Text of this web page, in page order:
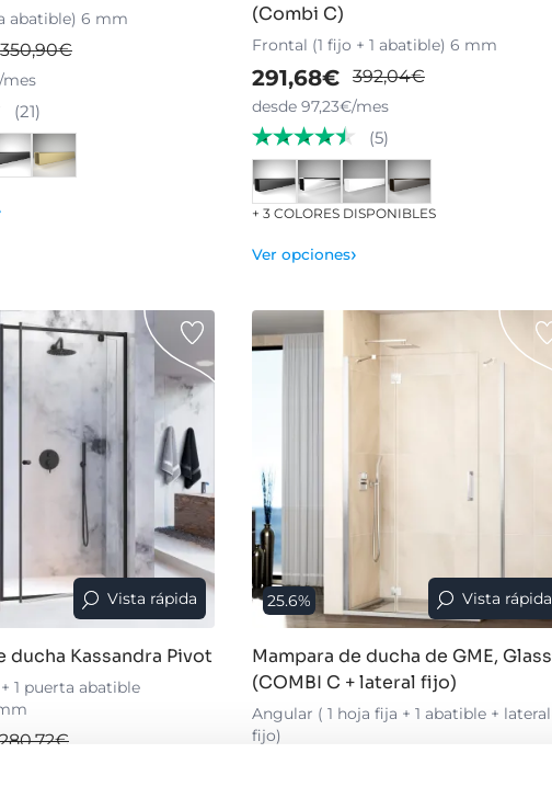
abatible) 6 mm
350,90€
mes
(21)
(Combi C)
Frontal (1 fijo + 1 abatible) 6 mm
291,68€ 392,04€
desde 97,23€/mes
(5)
+ 3 COLORES DISPONIBLES
Ver opciones›
Vista rápida
ducha Kassandra Pivot
1 puerta abatible
280,72€
25.6% Vista rápida
Mampara de ducha de GME, Glass
(COMBI C + lateral fijo)
Angular ( 1 hoja fija + 1 abatible + lateral
fijo)